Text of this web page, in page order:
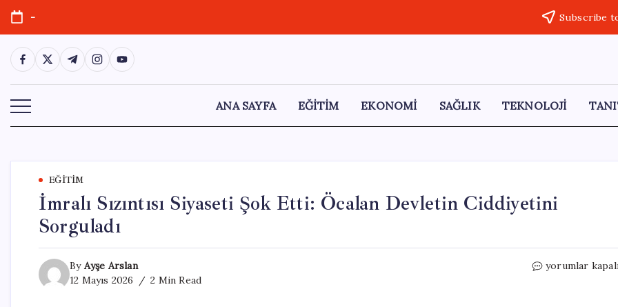
Skip
content
- Subscribe
https://www.facebook.com/
https://twitter.com/
https://t.me/
https://www.instagram.com/
https://youtube.com/
ANA SAYFA EĞİTİM EKONOMİ SAĞLIK TEKNOLOJİ
EĞITIM
İmralı Sızıntısı Siyaseti Şok Etti: Öcalan Devletin Ciddiyetini
Sorguladı
By Ayşe Arslan
12 Mayıs 2026
2 Min Read
İmralı
yorumlar